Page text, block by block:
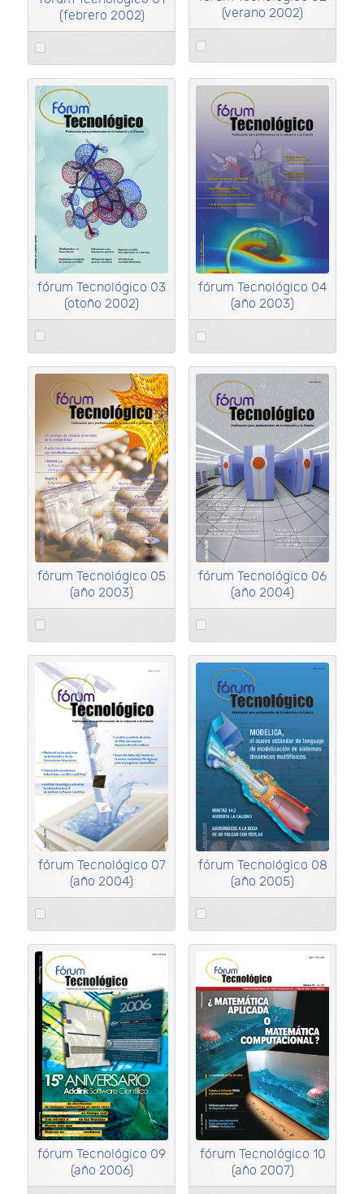
(febrero 2002)
Select
an
item
(verano 2002)
Select
an
item
fórum Tecnológico 03
(otoño 2002)
Select
item
fórum Tecnológico 04
(año 2003)
Select
an
item
fórum Tecnológico 05
(año 2003)
Select
an
item
fórum Tecnológico 06
(año 2004)
Select
an
item
fórum Tecnológico 07
(año 2004)
Select
item
fórum Tecnológico 08
(año 2005)
Select
an
item
fórum Tecnológico 09
(año 2006)
fórum Tecnológico 10
(año 2007)